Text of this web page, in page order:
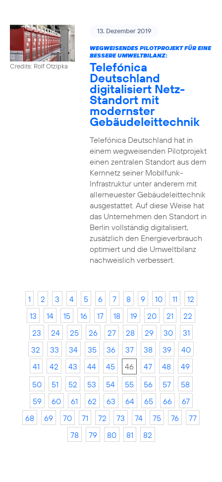
Credits: Rolf Otzipka
13. Dezember 2019
WEGWEISENDES PILOTPROJEKT FÜR EINE
BESSERE UMWELTBILANZ:
Telefónica
Deutschland
digitalisiert Netz-
Standort mit
modernster
Gebäudeleittechnik
Telefónica Deutschland hat in
einem wegweisenden Pilotprojekt
einen zentralen Standort aus dem
Kernnetz seiner Mobilfunk-
Infrastruktur unter anderem mit
allerneuester Gebäudeleittechnik
ausgestattet. Auf diese Weise hat
das Unternehmen den Standort in
Berlin vollständig digitalisiert,
zusätzlich den Energieverbrauch
optimiert und die Umweltbilanz
nachweislich verbessert.
1 2 3 4 5 6 7 8 9 10 11
12
13
14 15 16 17 18 19 20 21
22
23
24 25 26 27 28 29 30
31
32
33 34 35 36 37 38 39
40
41
42 43 44 45 46 47 48
49
50
51 52 53 54 55 56 57
58
59
60 61 62 63 64 65 66
67
68
69 70 71 72 73 74 75 76
77
78
79 80 81 82